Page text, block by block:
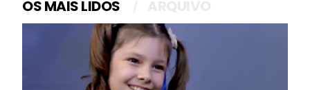
OS MAIS LIDOS